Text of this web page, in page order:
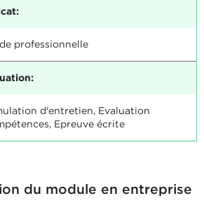
professionnelle
d'entretien, Evaluation
Epreuve écrite
du module en entreprise